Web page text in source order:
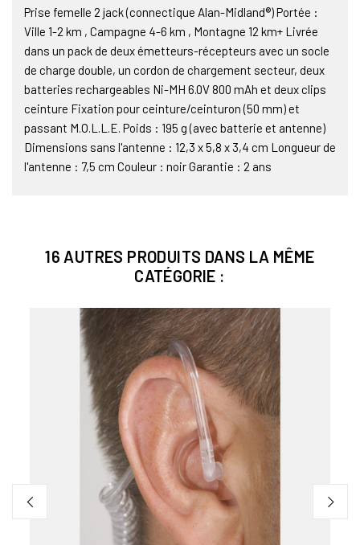
Prise femelle 2 jack (connectique Alan-Midland®) Portée :
Ville 1-2 km , Campagne 4-6 km , Montagne 12 km+ Livrée
dans un pack de deux émetteurs-récepteurs avec un socle
de charge double, un cordon de chargement secteur, deux
batteries rechargeables Ni-MH 6.0V 800 mAh et deux clips
ceinture Fixation pour ceinture/ceinturon (50 mm) et
passant M.O.L.L.E. Poids : 195 g (avec batterie et antenne)
Dimensions sans l'antenne : 12,3 x 5,8 x 3,4 cm Longueur de
l'antenne : 7,5 cm Couleur : noir Garantie : 2 ans
16 AUTRES PRODUITS DANS LA MÊME
CATÉGORIE :